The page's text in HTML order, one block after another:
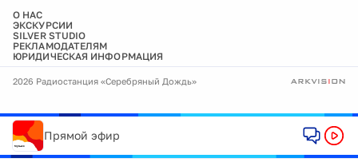
О НАС
ЭКСКУРСИИ
SILVER STUDIO
РЕКЛАМОДАТЕЛЯМ
ЮРИДИЧЕСКАЯ ИНФОРМАЦИЯ
2026 Радиостанция «Серебряный Дождь»
Прямой эфир